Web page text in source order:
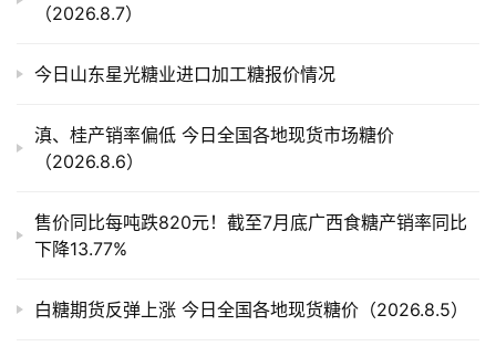
产
储
（2026.8.7）
今日山东星光糖业进口加工糖报价情况
滇、桂产销率偏低 今日全国各地现货市场糖价
（2026.8.6）
售价同比每吨跌820元！截至7月底广西食糖产销率同比
下降13.77%
白糖期货反弹上涨 今日全国各地现货糖价（2026.8.5）